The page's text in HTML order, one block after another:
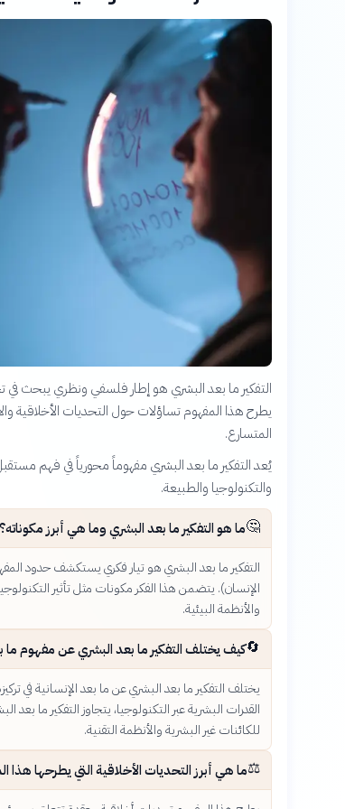
التفكير ما بعد البشري هو إطار فلسفي ونظري يبحث في
يطرح هذا المفهوم تساؤلات حول التحديات الأخلاقية
المتسارع.
يُعد التفكير ما بعد البشري مفهوماً محورياً في فهم
والتكنولوجيا والطبيعة.
🤔ما هو التفكير ما بعد البشري وما هي أبرز مكوناته؟
التفكير ما بعد البشري هو تيار فكري يستكشف حدود
الإنسان). يتضمن هذا الفكر مكونات مثل تأثير
والأنظمة البيئية.
🔄كيف يختلف التفكير ما بعد البشري عن مفهوم ما
يختلف التفكير ما بعد البشري عن ما بعد الإنسانية في
القدرات البشرية عبر التكنولوجيا، يتجاوز التفكير ما
للكائنات غير البشرية والأنظمة التقنية.
⚖️ما هي أبرز التحديات الأخلاقية التي يطرحها هذا